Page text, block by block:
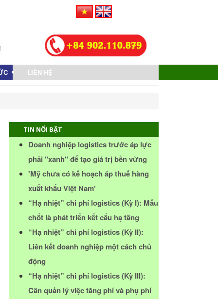
LIÊN HỆ
TIN NỔI BẬT
Doanh nghiệp logistics trước áp lực
phải "xanh" để tạo giá trị bền vững
'Mỹ chưa có kế hoạch áp thuế hàng
xuất khẩu Việt Nam'
“Hạ nhiệt” chi phí logistics (Kỳ I): Mấu
chốt là phát triển kết cấu hạ tầng
“Hạ nhiệt” chi phí logistics (Kỳ II):
Liên kết doanh nghiệp một cách chủ
động
“Hạ nhiệt” chi phí logistics (Kỳ III):
Cần quản lý việc tăng phí và phụ phí